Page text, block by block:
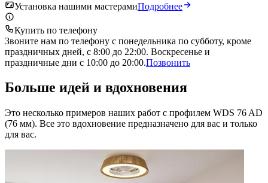
Установка нашими мастерамиПодробнее
Купить по телефону
Звоните нам по телефону с понедельника по субботу, кроме
праздничных дней, с 8:00 до 22:00. Воскресенье и
праздничные дни с 10:00 до 20:00.Позвонить
Больше идей и вдохновения
Это несколько примеров наших работ с профилем WDS 76 AD
(76 мм). Все это вдохновение предназначено для вас и только
для вас.